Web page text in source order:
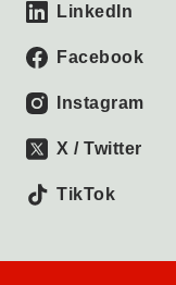
LinkedIn
Facebook
Instagram
X / Twitter
TikTok